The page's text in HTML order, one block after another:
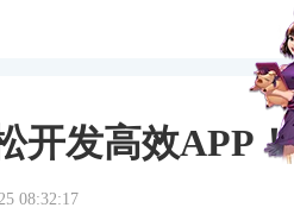
开发高效APP！
08:32:17